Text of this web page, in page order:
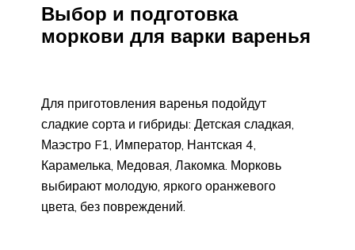
Выбор и подготовка
моркови для варки варенья
Для приготовления варенья подойдут
сладкие сорта и гибриды: Детская сладкая,
Маэстро F1, Император, Нантская 4,
Карамелька, Медовая, Лакомка. Морковь
выбирают молодую, яркого оранжевого
цвета, без повреждений.